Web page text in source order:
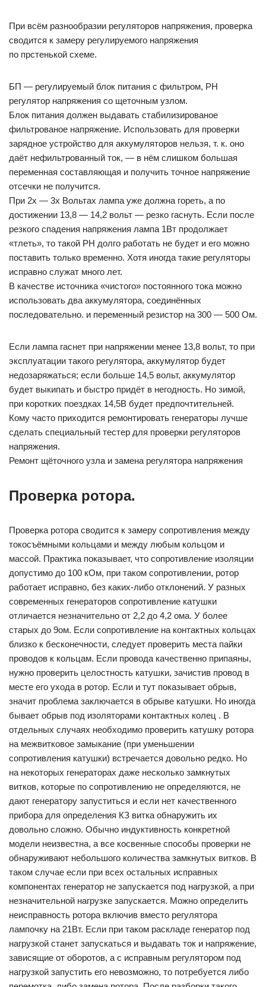
При всём разнообразии регуляторов напряжения, проверка
сводится к замеру регулируемого напряжения
по прстенькой схеме.
БП — регулируемый блок питания с фильтром, РН
регулятор напряжения со щеточным узлом.
Блок питания должен выдавать стабилизированое
фильтрованое напряжение. Использовать для проверки
зарядное устройство для аккумуляторов нельзя, т. к. оно
даёт нефильтрованный ток, — в нём слишком большая
переменная составляющая и получить точное напряжение
отсечки не получится.
При 2х — 3х Вольтах лампа уже должна гореть, а по
достижении 13,8 — 14,2 вольт — резко гаснуть. Если после
резкого спадения напряжения лампа 1Вт продолжает
«тлеть», то такой РН долго работать не будет и его можно
поставить только временно. Хотя иногда такие регуляторы
исправно служат много лет.
В качестве источника «чистого» постоянного тока можно
использовать два аккумулятора, соединённых
последовательно. и переменный резистор на 300 — 500 Ом.
Если лампа гаснет при напряжении менее 13,8 вольт, то при
эксплуатации такого регулятора, аккумулятор будет
недозаряжаться; если больше 14,5 вольт, аккумулятор
будет выкипать и быстро придёт в негодность. Но зимой,
при коротких поездках 14,5В будет предпочтительней.
Кому часто приходится ремонтировать генераторы лучше
сделать специальный тестер для проверки регуляторов
напряжения.
Ремонт щёточного узла и замена регулятора напряжения
Проверка ротора.
Проверка ротора сводится к замеру сопротивления между
токосъёмными кольцами и между любым кольцом и
массой. Практика показывает, что сопротивление изоляции
допустимо до 100 кОм, при таком сопротивлении, ротор
работает исправно, без каких-либо отклонений. У разных
современных генераторов сопротивление катушки
отличается незначительно от 2,2 до 4,2 ома. У более
старых до 9ом. Если сопротивление на контактных кольцах
близко к бесконечности, следует проверить места пайки
проводов к кольцам. Если провода качественно припаяны,
нужно проверить целостность катушки, зачистив провод в
месте его ухода в ротор. Если и тут показывает обрыв,
значит проблема заключается в обрыве катушки. Но иногда
бывает обрыв под изоляторами контактных колец . В
отдельных случаях необходимо проверить катушку ротора
на межвитковое замыкание (при уменьшении
сопротивления катушки) встречается довольно редко. Но
на некоторых генераторах даже несколько замкнутых
витков, которые по сопротивлению не определяются, не
дают генератору запуститься и если нет качественного
прибора для определения КЗ витка обнаружить их
довольно сложно. Обычно индуктивность конкретной
модели неизвестна, а все косвенные способы проверки не
обнаруживают небольшого количества замкнутых витков. В
таком случае если при всех остальных исправных
компонентах генератор не запускается под нагрузкой, а при
незначительной нагрузке запускается. Можно определить
неисправность ротора включив вместо регулятора
лампочку на 21Вт. Если при таком раскладе генератор под
нагрузкой станет запускаться и выдавать ток и напряжение,
зависящие от оборотов, а с исправным регулятором под
нагрузкой запустить его невозможно, то потребуется либо